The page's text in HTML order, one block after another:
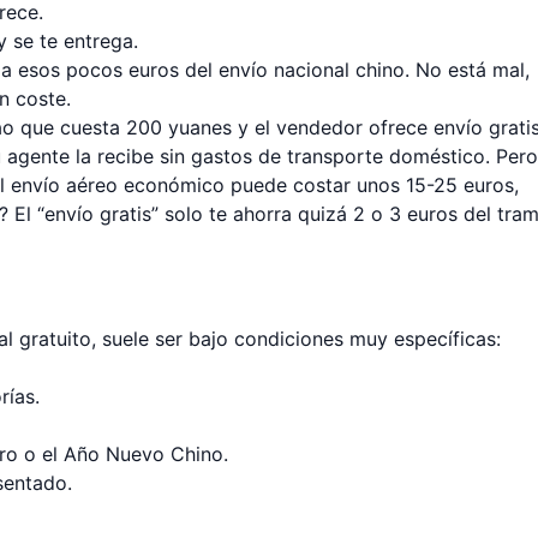
se te entrega.
esos pocos euros del envío nacional chino. No está mal,
coste.
que cuesta 200 yuanes y el vendedor ofrece envío
la recibe sin gastos de transporte doméstico. Pero
envío aéreo económico puede costar unos 15-25 euros,
El “envío gratis” solo te ahorra quizá 2 o 3 euros del
gratuito, suele ser bajo condiciones muy específicas:
o el Año Nuevo Chino.